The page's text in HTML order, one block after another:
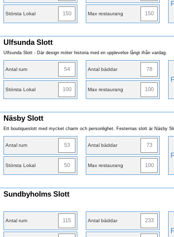
Största Lokal 150 Max restaurang 150
Ulfsunda Slott
Ulfsunda Slott - Där design möter historia med en upplevelse långt ifrån vardag.
Antal rum 54 Antal bäddar 78
Största Lokal 100 Max restaurang 100
Näsby Slott
Ett boutiqueslott med mycket charm och personlighet. Festernas slott är Näsby
Antal rum 53 Antal bäddar 73
Största Lokal 50 Max restaurang 100
Sundbyholms Slott
Antal rum 115 Antal bäddar 233